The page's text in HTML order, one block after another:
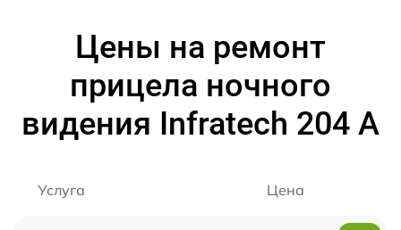
Цены на ремонт
прицела ночного
видения Infratech 204 А
Услуга Цена